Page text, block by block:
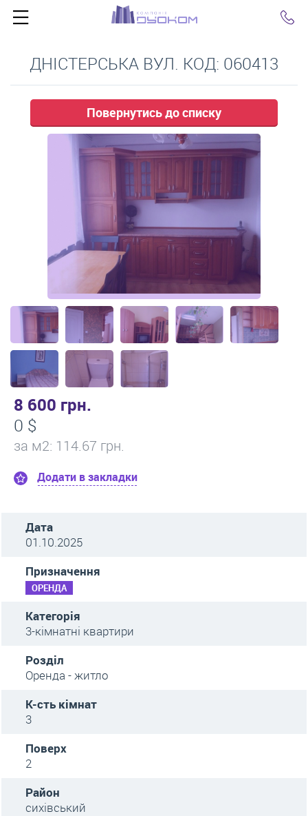
ДНІСТЕРCЬКА ВУЛ. КОД: 060413
Повернутись до списку
8 600 грн.
0 $
за м2: 114.67 грн.
Додати в закладки
Дата
01.10.2025
Призначення
ОРЕНДА
Категорія
3-кімнатні квартири
Розділ
Оренда - житло
К-сть кімнат
3
Поверх
2
Район
сихівський